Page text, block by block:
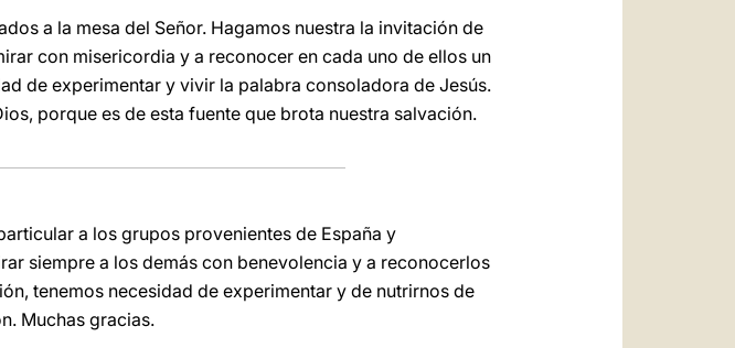
a la mesa del Señor. Hagamos nuestra la invitación de
con misericordia y a reconocer en cada uno de ellos un
de experimentar y vivir la palabra consoladora de Jesús.
porque es de esta fuente que brota nuestra salvación.
a los grupos provenientes de España y
siempre a los demás con benevolencia y a reconocerlos
tenemos necesidad de experimentar y de nutrirnos de
Muchas gracias.